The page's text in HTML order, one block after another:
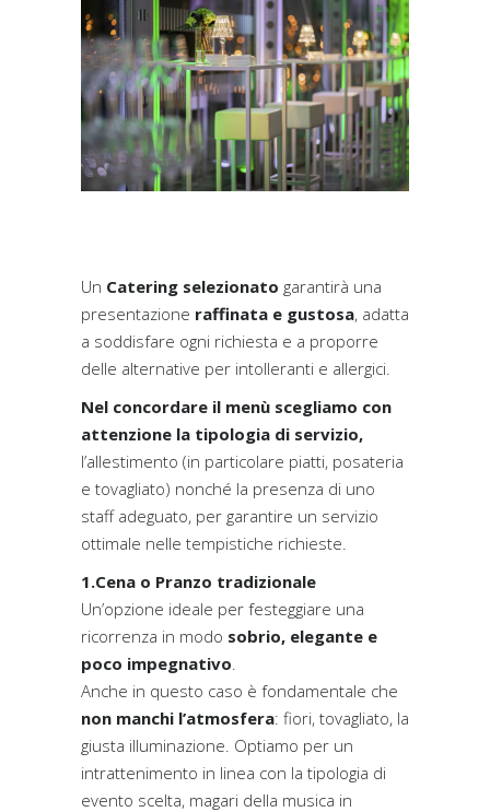
Un Catering selezionato garantirà una
presentazione raffinata e gustosa, adatta
a soddisfare ogni richiesta e a proporre
delle alternative per intolleranti e allergici.
Nel concordare il menù scegliamo con
attenzione la tipologia di servizio,
l’allestimento (in particolare piatti, posateria
e tovagliato) nonché la presenza di uno
staff adeguato, per garantire un servizio
ottimale nelle tempistiche richieste.
1.Cena o Pranzo tradizionale
Un’opzione ideale per festeggiare una
ricorrenza in modo sobrio, elegante e
poco impegnativo
Anche in questo caso è fondamentale che
non manchi l’atmosfera: fiori, tovagliato, la
giusta illuminazione. Optiamo per un
intrattenimento in linea con la tipologia di
evento scelta, magari della musica in